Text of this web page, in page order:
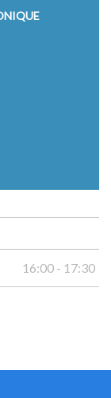
16:00 - 17:30